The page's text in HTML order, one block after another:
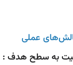
عملی
به سطح هدف :